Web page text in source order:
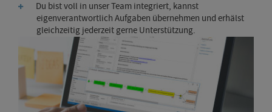
Du bist voll in unser Team integriert, kannst
eigenverantwortlich Aufgaben übernehmen und erhälst
gleichzeitig jederzeit gerne Unterstützung.